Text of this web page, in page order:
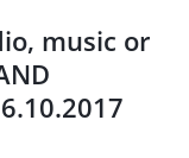
music or